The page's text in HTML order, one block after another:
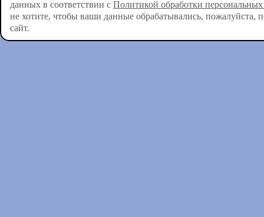
данных в соответствии с Политикой обработки
не хотите, чтобы ваши данные обрабатывались, пожалуйста,
сайт.